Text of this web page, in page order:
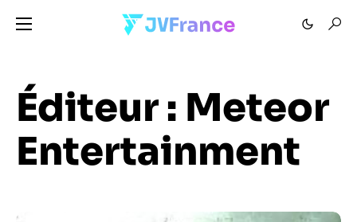
Éditeur : Meteor
Entertainment